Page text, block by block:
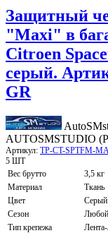
Защитный
"Maxi" в
Citroen
серый.
GR
AUTOSMSTUDIO
Артикул: TP-CT-SPTFM-
5 ШТ
Вес брутто
3,5 кг
Материал
Ткань
Цвет
Серый
Сезон
Любой
Тип крепежа